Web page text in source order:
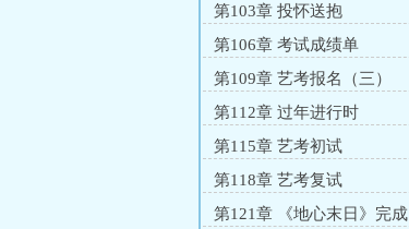
第103章 投怀送抱
第106章 考试成绩单
第109章 艺考报名（三）
第112章 过年进行时
第115章 艺考初试
第118章 艺考复试
第121章 《地心末日》完成